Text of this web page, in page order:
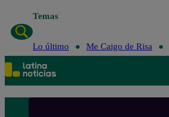
Temas
Lo último Me Caigo de Risa